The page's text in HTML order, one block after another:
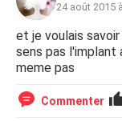
24 août 2015
et je voulais
sens pas l'implant
meme pas
Commenter